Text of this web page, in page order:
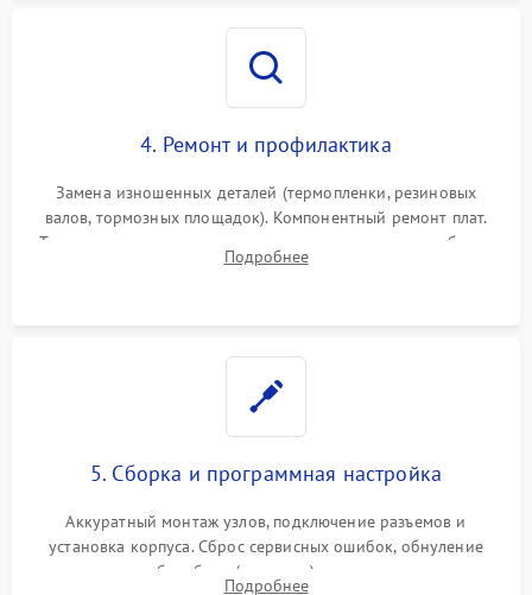
4. Ремонт и профилактика
Замена изношенных деталей (термопленки, резиновых
валов, тормозных площадок). Компонентный ремонт плат.
Тщательная очистка тракта печати, контактов и линз блока
лазера (LSU) от просыпанного тонера и пыли.
Подробнее
5. Сборка и программная настройка
Аккуратный монтаж узлов, подключение разъемов и
установка корпуса. Сброс сервисных ошибок, обнуление
счетчиков абсорбера (памперса) или узла переноса,
Подробнее